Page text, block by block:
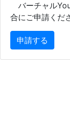
バーチャル
合にご申請くだ
申請する